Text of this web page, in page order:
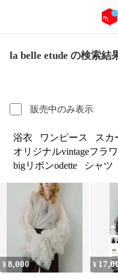
la belle etude の検索結
販売中のみ表示
浴衣 ワンピース スカ
オリジナルvintageフラ
bigリボンodette
シャツ
¥8,000 ¥